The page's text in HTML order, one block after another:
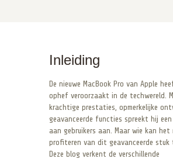
Inleiding
De nieuwe MacBook Pro van Apple
ophef veroorzaakt in de techwereld.
krachtige prestaties, opmerkelijke
geavanceerde functies spreekt hij
aan gebruikers aan. Maar wie kan het
profiteren van dit geavanceerde stuk
Deze blog verkent de verschillende